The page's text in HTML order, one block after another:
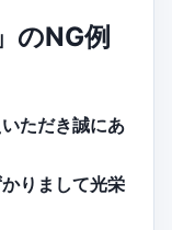
のNG例
ただき誠にあ
りまして光栄